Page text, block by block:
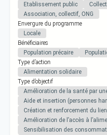
Etablissement public
Association, collectif, ONG
Envergure du programme
Locale
Bénéficiaires
Population précaire
Type d’action
Alimentation solidaire
Type d’objectif
Amélioration de la santé par
Aide et insertion (personnes
Création et renforcement du
Amélioration de l’accès à
Sensibilisation des